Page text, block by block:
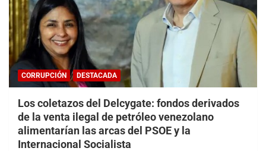
CORRUPCIÓN DESTACADA
Los coletazos del Delcygate: fondos derivados
de la venta ilegal de petróleo venezolano
alimentarían las arcas del PSOE y la
Internacional Socialista